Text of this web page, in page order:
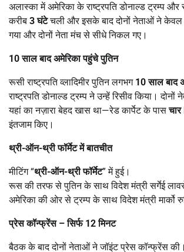
अलास्का में अमेरिका के राष्ट्रपति डोनाल्ड ट्रम्प और
करीब 3घंटेचली और इसके बाद दोनों नेताओं ने केवल
गया और दोनों नेता मंच से सीधे निकल गए।
10साल बाद अमेरिका पहुंचे पुतिन
रूसी राष्ट्रपति व्लादिमीर पुतिन लगभग 10साल बाद
राष्ट्रपति डोनाल्ड ट्रम्प ने उन्हें रिसीव किया।
यहां का नज़ारा बेहद खास था—रेड कार्पेट के पासचार
इंतजाम किए।
थ्री-ऑन-थ्री फॉर्मेट में बातचीत
मीटिंग “थ्री-ऑन-थ्री फॉर्मेट” में हुई।
रूस की तरफ से पुतिन के साथ विदेश मंत्री सर्गेई
अमेरिका की ओर से ट्रम्प के साथ विदेश मंत्री मार्को
प्रेस कॉन्फ्रेंस –सिर्फ 12मिनट
बैठक के बाद दोनों नेताओं ने जॉइंट प्रेस कॉन्फ्रेंस